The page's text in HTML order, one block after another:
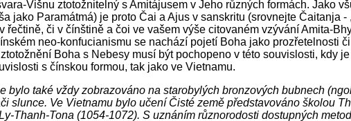
Višnu ztotožnitelný s Amitájusem v Jeho různých formách. Jako
jako Paramátmá) je proto Čai a Ajus v sanskritu (srovnejte Čaitanja
řečtině, či v čínštině a čoi ve vašem výše citovaném vzývání Amita-
neo-konfucianismu se nachází pojetí Boha jako prozřetelnosti či
Boha s Nebesy musí být pochopeno v této souvislosti, kdy
s čínskou formou, tak jako ve Vietnamu.
bylo také vždy zobrazováno na starobylých bronzových bubnech
slunce. Ve Vietnamu bylo učení Čisté země představováno školou
Thanh-Tona (1054-1072). S uznáním různorodosti dostupných